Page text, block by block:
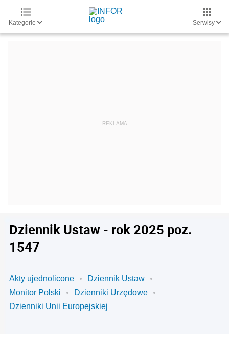
Kategorie Serwisy
Dziennik Ustaw - rok 2025 poz.
1547
Akty ujednolicone
Dziennik Ustaw
Monitor Polski
Dzienniki Urzędowe
Dzienniki Unii Europejskiej